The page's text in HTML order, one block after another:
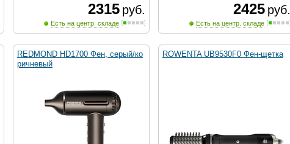
2315 руб.
Есть на центр. складе
2425 руб.
Есть на центр. складе
REDMOND HD1700 Фен, серый/ко
ричневый
ROWENTA UB9530F0 Фен-щетка